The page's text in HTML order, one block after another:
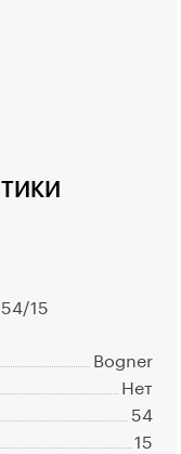
15
Bogner
Нет
54
15